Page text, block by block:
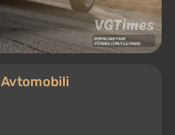
Avtomobili